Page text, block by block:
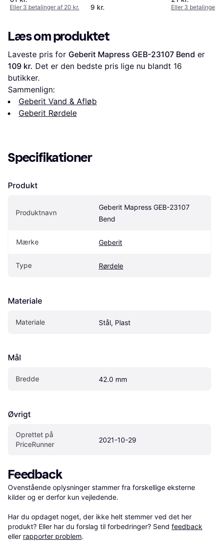
Eller 3 betalinger af 20 kr. 9 kr. Eller 3 betalinger
Læs om produktet
Laveste pris for Geberit Mapress GEB-23107 Bend
109 kr. Det er den bedste pris lige nu blandt 16
butikker.
Sammenlign:
Geberit Vand & Afløb
Geberit Rørdele
Specifikationer
Produkt
Produktnavn
Geberit Mapress GEB-23107
Bend
Mærke Geberit
Type Rørdele
Materiale
Materiale Stål, Plast
Mål
Bredde 42.0 mm
Øvrigt
Oprettet på
PriceRunner
2021-10-29
Feedback
Ovenstående oplysninger stammer fra forskellige eksterne
kilder og er derfor kun vejledende.
Har du opdaget noget, der ikke helt stemmer ved det her
produkt? Eller har du forslag til forbedringer? Send feedback
eller rapporter problem.